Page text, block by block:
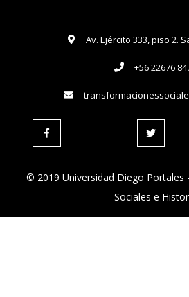
Av. Ejército 333, piso 2.
+56 22676
© 2019 Universidad Diego Portales
Sociales e